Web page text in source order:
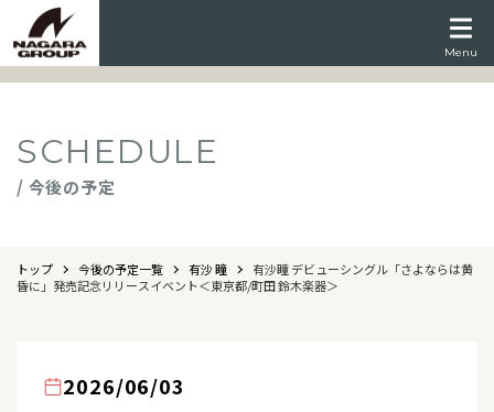
Menu
SCHEDULE
/ 今後の予定
トップ 今後の予定一覧 有沙 瞳
有沙瞳 デビューシングル「さよならは黄
昏に」発売記念リリースイベント＜東京都/町田 鈴木楽器＞
2026/06/03